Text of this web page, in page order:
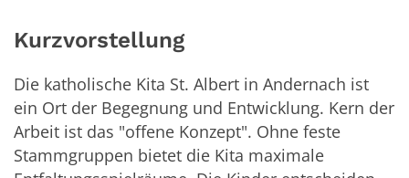
Kurzvorstellung
Die katholische Kita St. Albert in Andernach ist
ein Ort der Begegnung und Entwicklung. Kern der
Arbeit ist das "offene Konzept". Ohne feste
Stammgruppen bietet die Kita maximale